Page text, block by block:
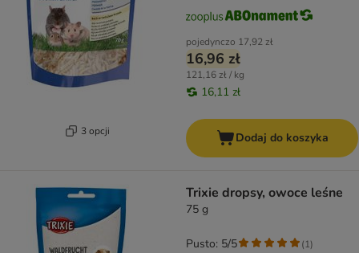
3 opcji
pojedynczo 17,92 zł
16,96 zł
121,16 zł / kg
16,11 zł
Dodaj do koszyka
Trixie dropsy, owoce leśne
75 g
Pusto: 5/5 (1)